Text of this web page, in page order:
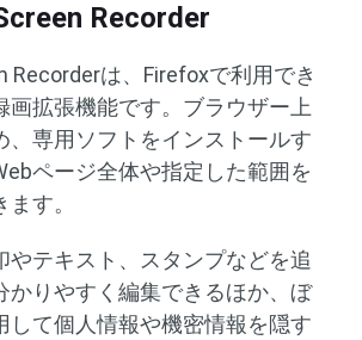
Recorder
Recorderは、Firefoxで利用でき
画拡張機能です。ブラウザー上
、専用ソフトをインストールす
ページ全体や指定した範囲を
す。
やテキスト、スタンプなどを追
かりやすく編集できるほか、ぼ
して個人情報や機密情報を隠す